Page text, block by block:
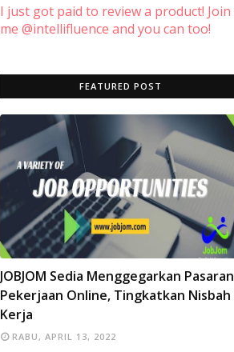
I just got paid to review a product! Join
me @intellifluence and you can too!
FEATURED POST
INFO
JOBJOM Sedia Menggegarkan Pasaran
Pekerjaan Online, Tingkatkan Nisbah
Kerja
RABU, APRIL 13, 2022